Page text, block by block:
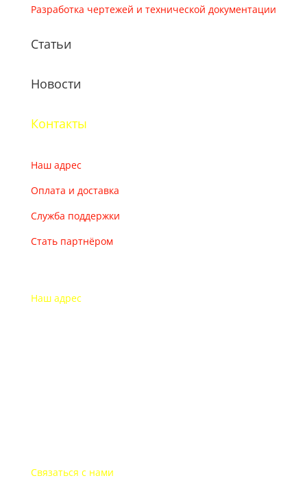
Разработка чертежей и технической документации
Статьи
Новости
Контакты
Наш адрес
Оплата и доставка
Служба поддержки
Стать партнёром
Наш адрес
Связаться с нами